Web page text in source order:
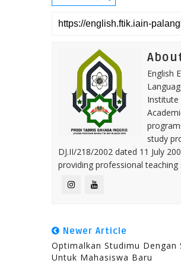
English
Institute
study
DJ.II/218/2002 dated 11 July
providing professional
Newer Article
Optimalkan Studimu Dengan
Untuk Mahasiswa Baru